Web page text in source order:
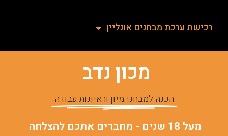
רכישת ערכת מבחנים אונליין
מכון נדב
הכנה למבחני מיון וראיונות עבודה
מעל 18 שנים - מחברים אתכם להצלחה